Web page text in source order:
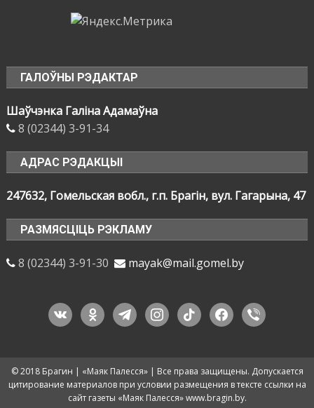
ГАЛОЎНЫ РЭДАКТАР
Шаўчэнка Галіна Адамаўна
8 (02344) 3-91-34
АДРАС РЭДАКЦЫІ
247632, Гомельская вобл., г.п. Брагін, вул. Гагарына, 47
РАЗМЯСЦІЦЬ РЭКЛАМУ
8 (02344) 3-91-30 mayak@mail.gomel.by
vkontakteodnoklassniki
telegraminstagram
tiktok facebook
viber
© 2018 Брагин | «Маяк Палесся» | Все права защищены. Допускается
цитирование материалов при условии размещения в тексте ссылки на
сайт газеты «Маяк Палесся» www.bragin.by.